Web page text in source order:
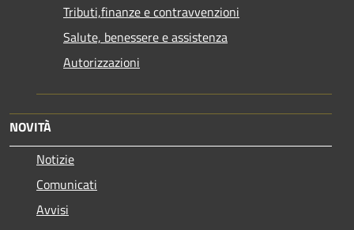
Tributi,finanze e contravvenzioni
Salute, benessere e assistenza
Autorizzazioni
NOVITÀ
Notizie
Comunicati
Avvisi